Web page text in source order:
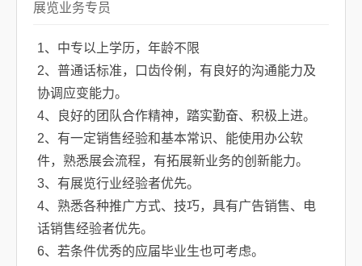
展览业务专员
1、中专以上学历，年龄不限
2、普通话标准，口齿伶俐，有良好的沟通能力及
协调应变能力。
4、良好的团队合作精神，踏实勤奋、积极上进。
2、有一定销售经验和基本常识、能使用办公软
件，熟悉展会流程，有拓展新业务的创新能力。
3、有展览行业经验者优先。
4、熟悉各种推广方式、技巧，具有广告销售、电
话销售经验者优先。
6、若条件优秀的应届毕业生也可考虑。